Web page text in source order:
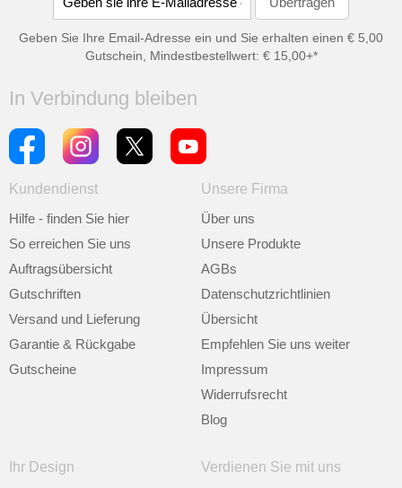
Geben Sie Ihre Email-Adresse ein und Sie erhalten einen € 5,00
Gutschein, Mindestbestellwert: € 15,00+*
In Verbindung bleiben
Kundendienst
Hilfe - finden Sie hier
So erreichen Sie uns
Auftragsübersicht
Gutschriften
Versand und Lieferung
Garantie & Rückgabe
Gutscheine
Unsere Firma
Über uns
Unsere Produkte
AGBs
Datenschutzrichtlinien
Übersicht
Empfehlen Sie uns weiter
Impressum
Widerrufsrecht
Blog
Ihr Design
Verdienen Sie mit uns